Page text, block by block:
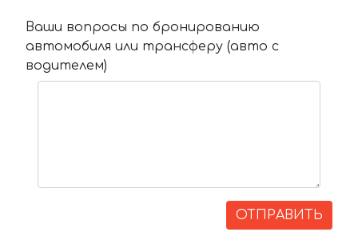
Ваши вопросы по бронированию
автомобиля или трансферу (авто с
водителем)
ОТПРАВИТЬ